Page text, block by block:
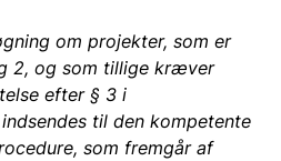
om projekter, som er
2, og som tillige kræver
efter § 3 i
til den kompetente
som fremgår af